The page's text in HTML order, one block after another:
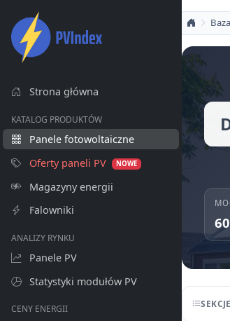
Strona główna
KATALOG PRODUKTÓW
Panele fotowoltaiczne
Oferty paneli PV
NOWE
Magazyny energii
Falowniki
ANALIZY RYNKU
Panele PV
Statystyki modułów PV
CENY ENERGII SEKCJE